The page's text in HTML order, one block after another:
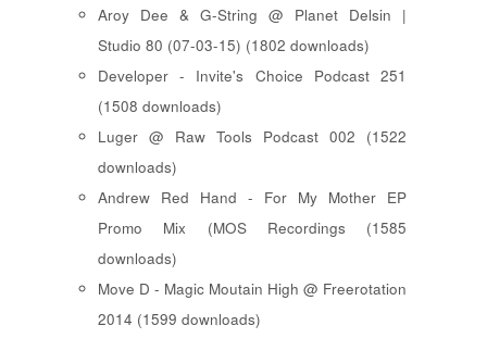
Aroy Dee & G-String @ Planet Delsin |
Studio 80 (07-03-15) (1802 downloads)
Developer - Invite's Choice Podcast 251
(1508 downloads)
Luger @ Raw Tools Podcast 002 (1522
downloads)
Andrew Red Hand - For My Mother EP
Promo Mix (MOS Recordings (1585
downloads)
Move D - Magic Moutain High @ Freerotation
2014 (1599 downloads)